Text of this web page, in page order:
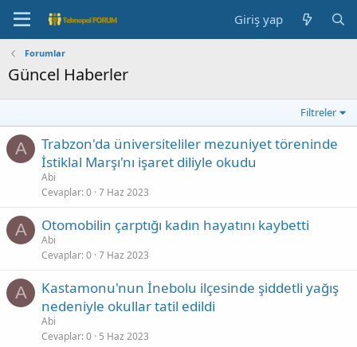
Giriş yap
Forumlar
Güncel Haberler
Filtreler
A
Trabzon'da üniversiteliler mezuniyet töreninde
İstiklal Marşı'nı işaret diliyle okudu
Abi
Cevaplar 0 7 Haz 2023
A Otomobilin çarptığı kadın hayatını kaybetti
Abi
Cevaplar 0 7 Haz 2023
A
Kastamonu'nun İnebolu ilçesinde şiddetli yağış
nedeniyle okullar tatil edildi
Abi
Cevaplar 0 5 Haz 2023